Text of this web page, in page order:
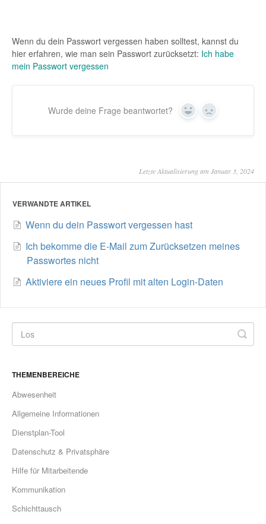
Wenn du dein Passwort vergessen haben solltest, kannst du
hier erfahren, wie man sein Passwort zurücksetzt: Ich habe
mein Passwort vergessen
Wurde deine Frage beantwortet? Yes No
Letzte Aktualisierung am Januar 3, 2024
VERWANDTE ARTIKEL
Wenn du dein Passwort vergessen hast
Ich bekomme die E-Mail zum Zurücksetzen meines
Passwortes nicht
Aktiviere ein neues Profil mit alten Login-Daten
THEMENBEREICHE
Abwesenheit
Allgemeine Informationen
Dienstplan-Tool
Datenschutz & Privatsphäre
Hilfe für Mitarbeitende
Kommunikation
Schichttausch